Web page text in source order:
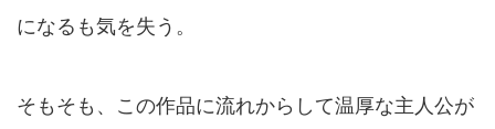
になるも気を失う。
そもそも、この作品に流れからして温厚な主人公が